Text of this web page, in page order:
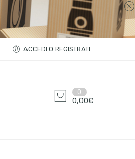
ACCEDI O REGISTRATI
0
0,00€